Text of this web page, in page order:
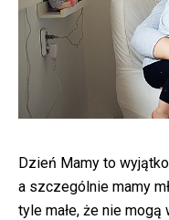
Dzień Mamy to
a szczególnie mamy
tyle małe, że nie mogą